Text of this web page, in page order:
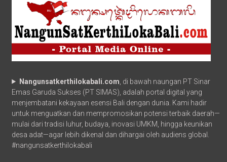
Nangunsatkerthilokabali.com , di bawah naungan PT Sinar
Emas Garuda Sukses (PT SIMAS), adalah portal digital yang
menjembatani kekayaan esensi Bali dengan dunia. Kami hadir
untuk menguatkan dan mempromosikan potensi terbaik daerah—
mulai dari tradisi luhur, budaya, inovasi UMKM, hingga keunikan
desa adat—agar lebih dikenal dan dihargai oleh audiens global.
#nangunsatkerthilokabali